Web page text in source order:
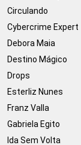
Circulando
Cybercrime Expert
Debora Maia
Destino Mágico
Drops
Esterliz Nunes
Franz Valla
Gabriela Egito
Ida Sem Volta